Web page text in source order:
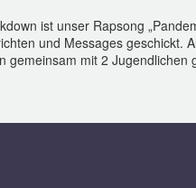
ist unser Rapsong
und Messages geschickt.
gemeinsam mit 2 Jugendlichen